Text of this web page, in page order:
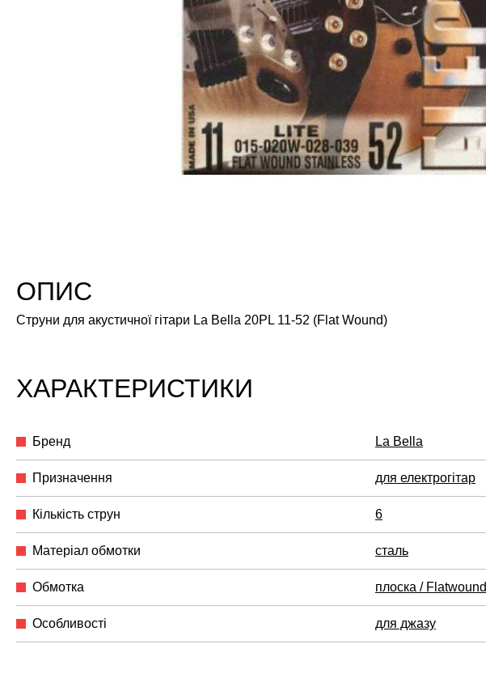
ОПИС
Струни для акустичної гітари La Bella 20PL 11-52 (Flat Wound)
ХАРАКТЕРИСТИКИ
Бренд La Bella
Призначення для електрогітар
Кількість струн 6
Матеріал обмотки сталь
Обмотка плоска / Flatwound
Особливості для джазу